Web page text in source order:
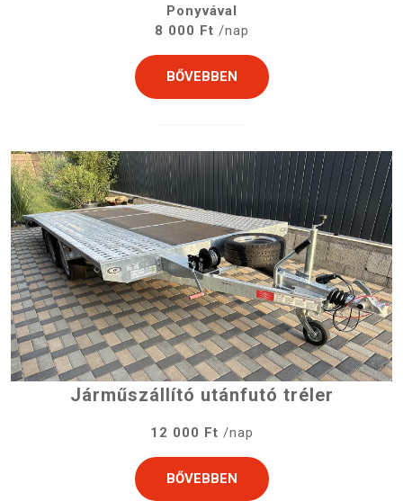
Ponyvával
8 000 Ft /nap
BŐVEBBEN
Járműszállító utánfutó tréler
12 000 Ft /nap
BŐVEBBEN